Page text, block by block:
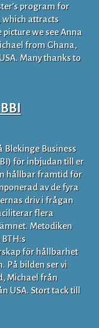
program for
which attracts
we see Anna
from Ghana,
Many thanks to
Blekinge Business
för inbjudan till er
hållbar framtid för
av de fyra
driv i frågan
flera
Metodiken
för hållbarhet
På bilden ser vi
Michael från
USA. Stort tack till